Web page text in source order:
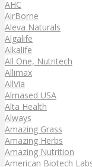
AHC
AirBorne
Aleva Naturals
Algalife
Alkalife
All One, Nutritech
Allimax
AllVia
Almased USA
Alta Health
Always
Amazing Grass
Amazing Herbs
Amazing Nutrition
American Biotech